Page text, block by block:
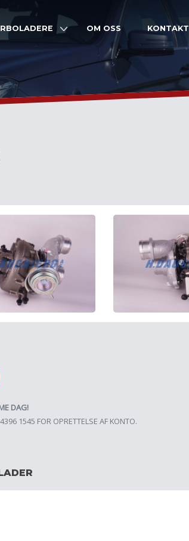
OM OSS KONTAKT
DAG!
1545 FOR OPRETTELSE AF KONTO.